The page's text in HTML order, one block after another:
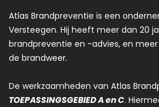
Atlas Brandpreventie is een
Versteegen. Hij heeft meer dan 20
brandpreventie en -advies, en
de brandweer.
De werkzaamheden van Atlas
TOEPASSINGSGEBIED A en C.